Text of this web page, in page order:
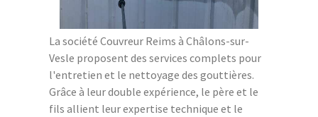
La société Couvreur Reims à Châlons-sur-
Vesle proposent des services complets pour
l'entretien et le nettoyage des gouttières.
Grâce à leur double expérience, le père et le
fils allient leur expertise technique et le